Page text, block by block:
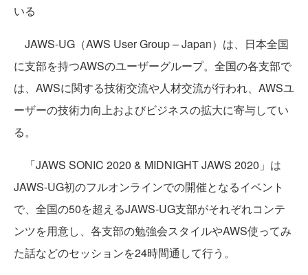
いる
JAWS-UG（AWS User Group – Japan）は、日本全国
に支部を持つAWSのユーザーグループ。全国の各支部で
は、AWSに関する技術交流や人材交流が行われ、AWSユ
ーザーの技術力向上およびビジネスの拡大に寄与してい
る。
「JAWS SONIC 2020 & MIDNIGHT JAWS 2020」は
JAWS-UG初のフルオンラインでの開催となるイベント
で、全国の50を超えるJAWS-UG支部がそれぞれコンテ
ンツを用意し、各支部の勉強会スタイルやAWS使ってみ
た話などのセッションを24時間通して行う。